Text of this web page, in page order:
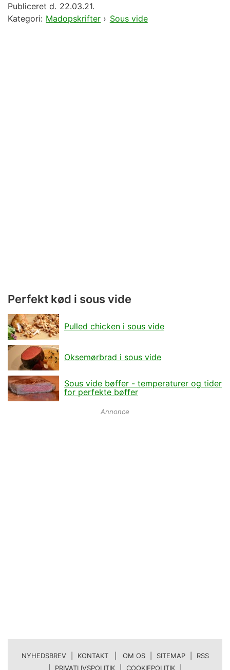
Publiceret d. 22.03.21.
Kategori: Madopskrifter › Sous vide
Perfekt kød i sous vide
Pulled chicken i sous vide
Oksemørbrad i sous vide
Sous vide bøffer - temperaturer og tider
for perfekte bøffer
Annonce
NYHEDSBREV KONTAKT | OM OS SITEMAP
RSS
PRIVATLIVSPOLITIK COOKIEPOLITIK